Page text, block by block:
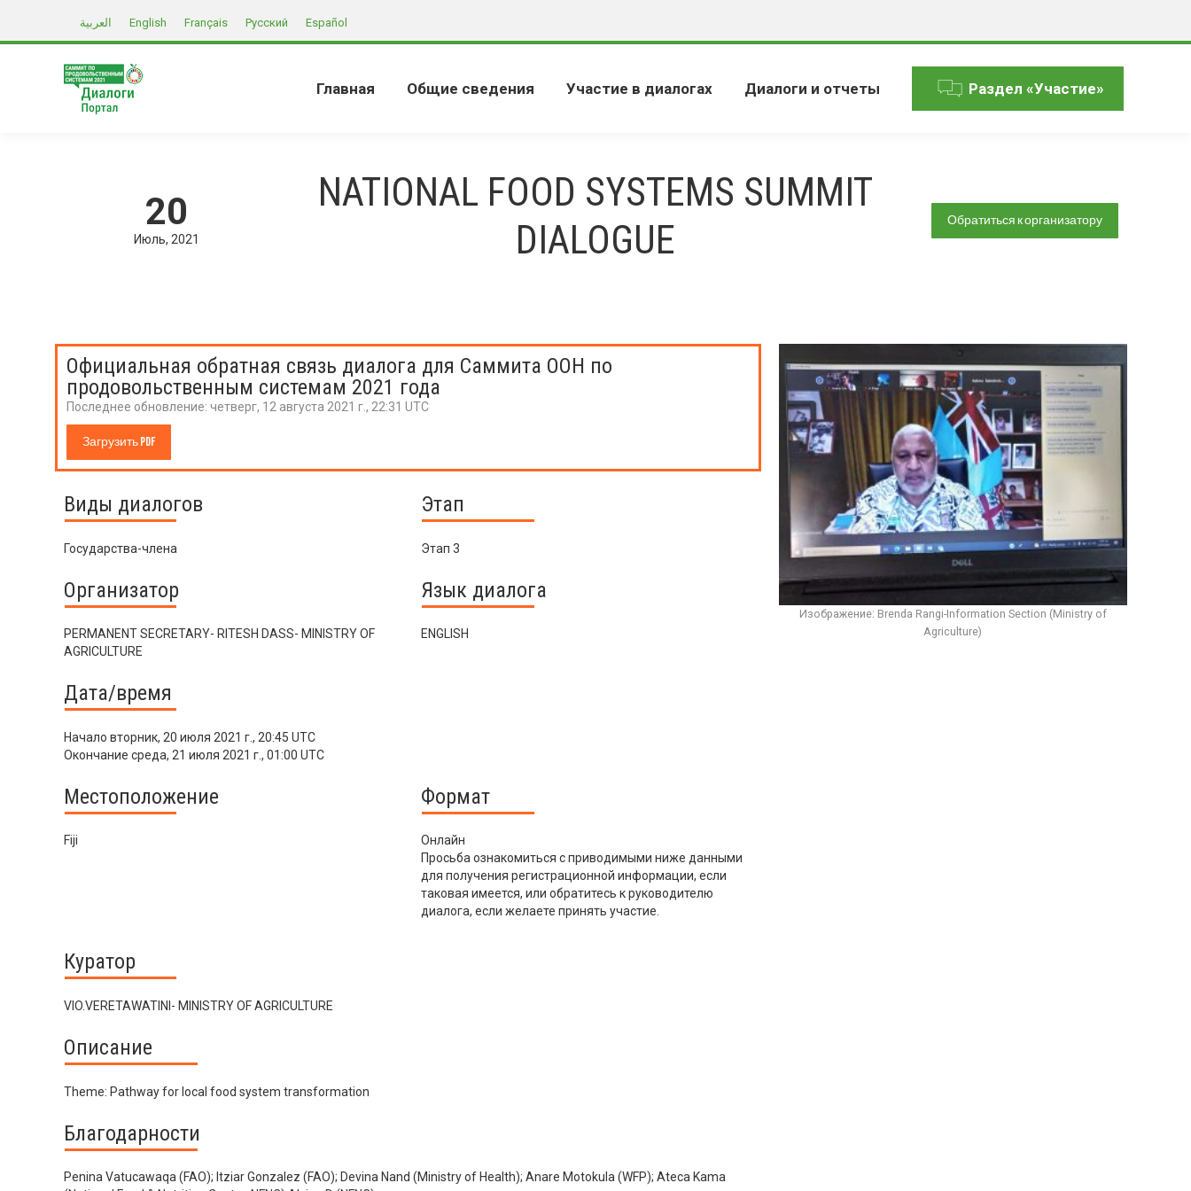
العربية English Français Русский Español
Главная Общие сведения Участие в диалогах Диалоги и отчеты Раздел «Участие»
20
Июль 2021
NATIONAL FOOD SYSTEMS SUMMIT
DIALOGUE
Обратиться к организатору
Официальная обратная связь диалога для Саммита ООН по
продовольственным системам 2021 года
Последнее обновление: четверг, 12 августа 2021 г., 22:31 UTC
Загрузить PDF
Виды диалогов
Государства-члена
Этап
Этап 3
Организатор
PERMANENT SECRETARY- RITESH DASS- MINISTRY OF
AGRICULTURE
Язык диалога
ENGLISH
Дата/время
Начало вторник, 20 июля 2021 г., 20:45 UTC
Окончание среда, 21 июля 2021 г., 01:00 UTC
Местоположение
Fiji
Формат
Онлайн
Просьба ознакомиться с приводимыми ниже данными
для получения регистрационной информации, если
таковая имеется, или обратитесь к руководителю
диалога, если желаете принять участие.
Куратор
VIO.VERETAWATINI- MINISTRY OF AGRICULTURE
Описание
Theme: Pathway for local food system transformation
Благодарности
Penina Vatucawaqa (FAO); Itziar Gonzalez (FAO); Devina Nand (Ministry of Health); Anare Motokula (WFP); Ateca Kama
Изображение: Brenda Rangi-Information Section (Ministry of
Agriculture)